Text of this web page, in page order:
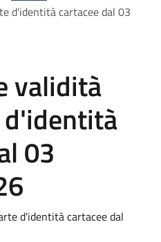
d'identità cartacee dal 03
validità
03
d'identità cartacee dal